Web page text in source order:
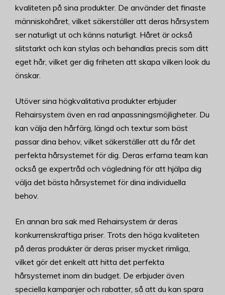
kvaliteten på sina produkter. De använder det finaste
människohåret, vilket säkerställer att deras hårsystem
ser naturligt ut och känns naturligt. Håret är också
slitstarkt och kan stylas och behandlas precis som ditt
eget hår, vilket ger dig friheten att skapa vilken look du
önskar.
Utöver sina högkvalitativa produkter erbjuder
Rehairsystem även en rad anpassningsmöjligheter. Du
kan välja den hårfärg, längd och textur som bäst
passar dina behov, vilket säkerställer att du får det
perfekta hårsystemet för dig. Deras erfarna team kan
också ge expertråd och vägledning för att hjälpa dig
välja det bästa hårsystemet för dina individuella
behov.
En annan bra sak med Rehairsystem är deras
konkurrenskraftiga priser. Trots den höga kvaliteten
på deras produkter är deras priser mycket rimliga,
vilket gör det enkelt att hitta det perfekta
hårsystemet inom din budget. De erbjuder även
speciella kampanjer och rabatter, så att du kan spara